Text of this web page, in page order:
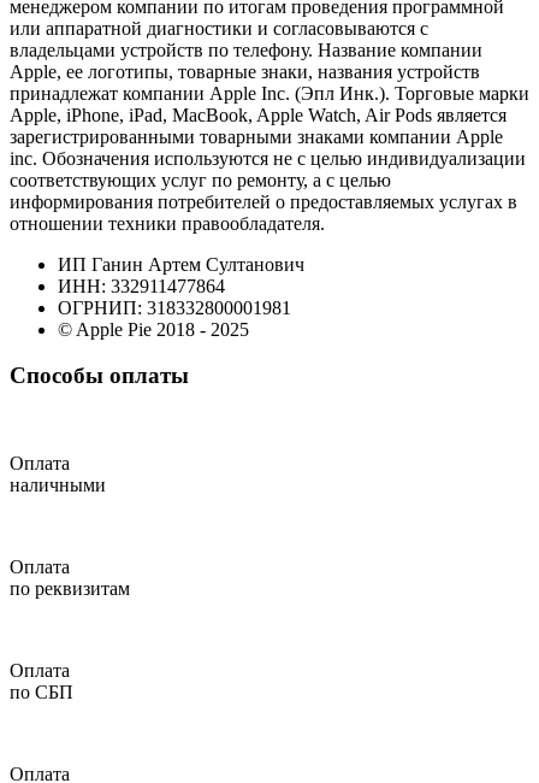
менеджером компании по итогам проведения программной
или аппаратной диагностики и согласовываются с
владельцами устройств по телефону. Название компании
Apple, ее логотипы, товарные знаки, названия устройств
принадлежат компании Apple Inc. (Эпл Инк.). Торговые марки
Apple, iPhone, iPad, MacBook, Apple Watch, Air Pods является
зарегистрированными товарными знаками компании Apple
inc. Обозначения используются не с целью индивидуализации
соответствующих услуг по ремонту, а с целью
информирования потребителей о предоставляемых услугах в
отношении техники правообладателя.
ИП Ганин Артем Султанович
ИНН: 332911477864
ОГРНИП: 318332800001981
© Apple Pie 2018 - 2025
Способы оплаты
Оплата
наличными
Оплата
по реквизитам
Оплата
по СБП
Оплата